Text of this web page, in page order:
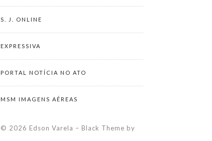
S. J. ONLINE
EXPRESSIVA
PORTAL NOTÍCIA NO ATO
MSM IMAGENS AÉREAS
© 2026 Edson Varela – Black Theme by